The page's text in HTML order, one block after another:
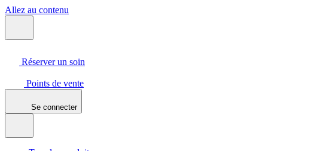
Allez au contenu